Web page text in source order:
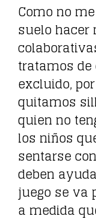
Como no
suelo hacer
tratamos
excluido,
quitamos
quien no
los niños
sentarse
deben
juego se va
a medida